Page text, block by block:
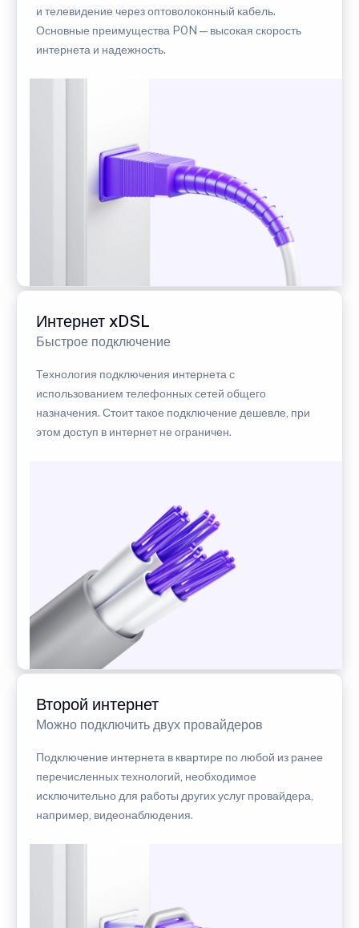
и телевидение через оптоволоконный кабель.
Основные преимущества PON — высокая скорость
интернета и надежность.
Интернет xDSL
Быстрое подключение
Технология подключения интернета с
использованием телефонных сетей общего
назначения. Стоит такое подключение дешевле, при
этом доступ в интернет не ограничен.
Второй интернет
Можно подключить двух провайдеров
Подключение интернета в квартире по любой из ранее
перечисленных технологий, необходимое
исключительно для работы других услуг провайдера,
например, видеонаблюдения.